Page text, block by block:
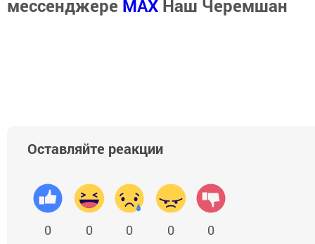
мессенджере MАХ Наш Черемшан
Оставляйте реакции
0 0 0 0 0